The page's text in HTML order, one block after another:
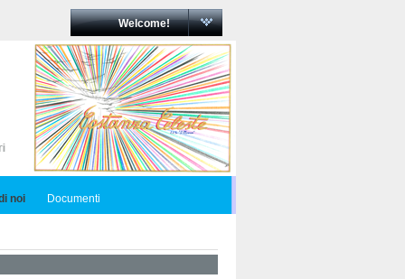
Welcome!
noi Documenti